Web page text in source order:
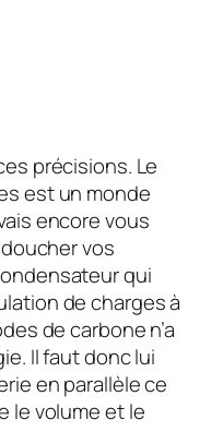
précisions. Le
est un monde
encore vous
vos
qui
de charges à
de carbone n’a
Il faut donc lui
en parallèle ce
le volume et le